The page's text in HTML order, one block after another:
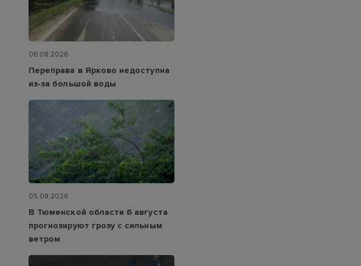
06.08.2026
Переправа в Ярково недоступна
из‑за большой воды
05.08.2026
В Тюменской области 6 августа
прогнозируют грозу с сильным
ветром